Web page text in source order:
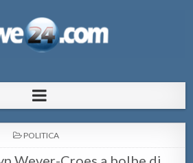
pa Aruba
POSTED
POLITICA